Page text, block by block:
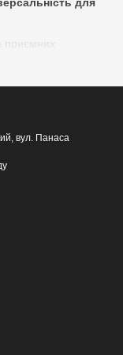
та
вул. Панаса